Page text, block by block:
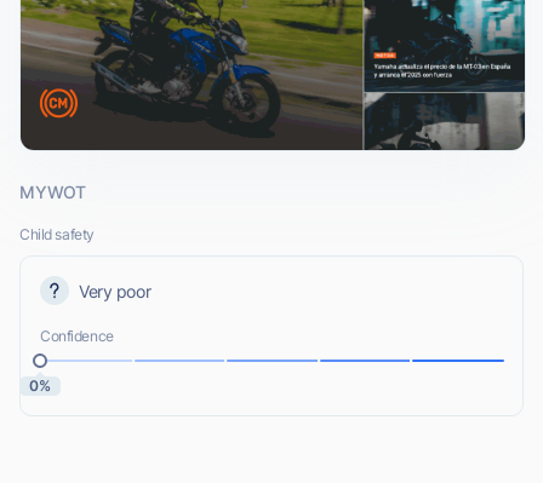
MYWOT
Child safety
Very poor
Confidence
0%